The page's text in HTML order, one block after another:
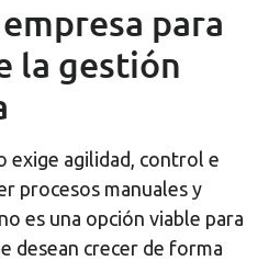
para
la gestión
exige agilidad, control e
procesos manuales y
es una opción viable para
desean crecer de forma